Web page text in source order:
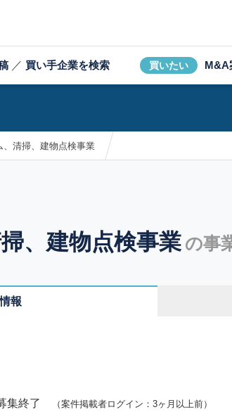
／ 買い手企業を検索 買いたい M&A
、清掃、建物点検事業
、建物点検事業 の事
報
集終了 （案件掲載者ログイン：3ヶ月以上前）